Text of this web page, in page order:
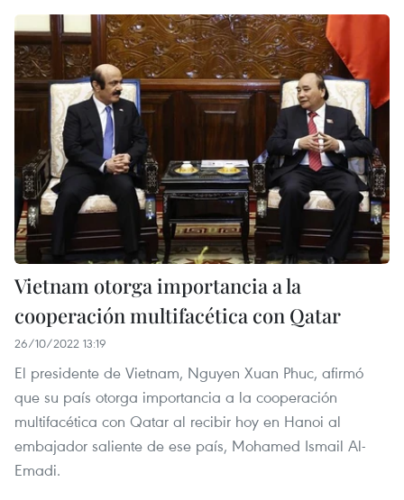
Vietnam otorga importancia a la
cooperación multifacética con Qatar
26/10/2022 13:19
El presidente de Vietnam, Nguyen Xuan Phuc, afirmó
que su país otorga importancia a la cooperación
multifacética con Qatar al recibir hoy en Hanoi al
embajador saliente de ese país, Mohamed Ismail Al-
Emadi.